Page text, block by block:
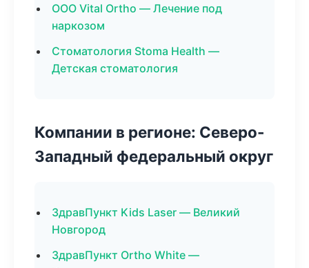
ООО Vital Ortho — Лечение под
наркозом
Стоматология Stoma Health —
Детская стоматология
Компании в регионе: Северо-
Западный федеральный округ
ЗдравПункт Kids Laser — Великий
Новгород
ЗдравПункт Ortho White —